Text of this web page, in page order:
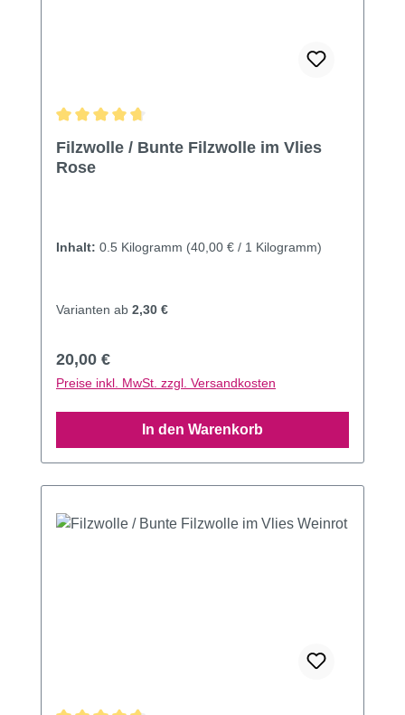
Filzwolle / Bunte Filzwolle im Vlies
Rose
Inhalt: 0.5 Kilogramm (40,00 € / 1 Kilogramm)
Varianten ab 2,30 €
Regulärer Preis:
20,00 €
Preise inkl. MwSt. zzgl. Versandkosten
In den Warenkorb